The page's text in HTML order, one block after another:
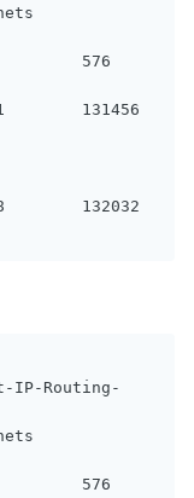
576
131456
132032
IP-Routing-
576